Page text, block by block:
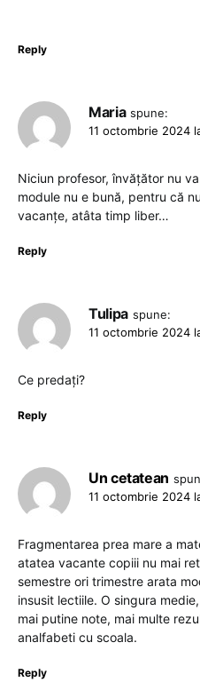
Reply
Maria spune:
11 octombrie 2024
Niciun profesor, învățător nu
module nu e bună, pentru că
vacanțe, atâta timp liber…
Reply
Tulipa spune:
11 octombrie 2024
Ce predați?
Reply
Un cetatean
11 octombrie 2024
Fragmentarea prea mare a
atatea vacante copiii nu mai
semestre ori trimestre arata
insusit lectiile. O singura
mai putine note, mai multe
analfabeti cu scoala.
Reply